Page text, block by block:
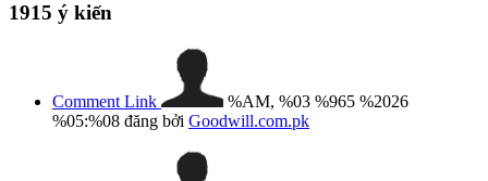
1915 ý kiến
Comment Link
%AM, %03 %965 %2026
%05:%08 đăng bởi Goodwill.com.pk